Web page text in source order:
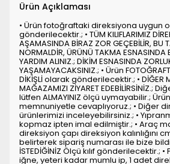
Ürün Açıklaması
• Ürün fotoğraftaki direksiyona uygun
gönderilecektir.; • TÜM KILIFLARIMIZ
AŞAMASINDA BİRAZ ZOR GEÇEBİLİR, BU
NORMALDİR, ÜRÜNÜ TAKMA ESNASINDA
YARDIM ALINIZ.; DİKİM ESNASINDA
YAŞAMAYACAKSINIZ.; • Ürün
DİKİŞLİ olarak gönderilecektir.; • DİĞER
MAĞAZAMIZI ZİYARET EDEBİLİRSİNİZ.;
lütfen ALMAYINIZ ölçü uymayabilir.;
memnuniyetle cevaplıyoruz.; • Diğer
ürünlerimizi inceleyebilirsiniz.; •
kopmaz ipten imal edilmiştir.; • Araç
direksiyon çapı direksiyon kalınlığını
belirterek sipariş numarası ile bize
İSTEDİĞİNİZ Ölçü kılıf gönderilecektir.;
iğne, yeteri kadar mumlu ip, 1 adet